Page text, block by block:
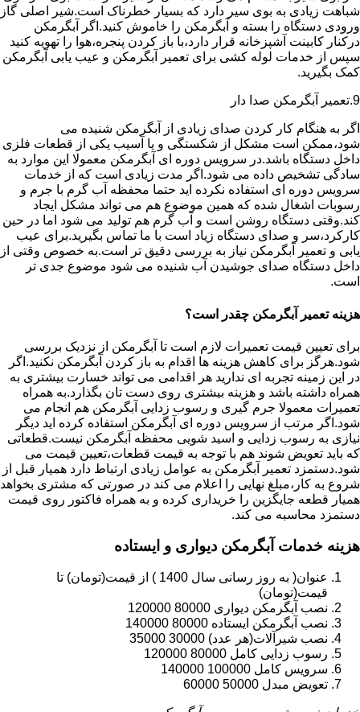
شباهت زیادی به بوی سیر دارد که بسیار خطرناک است.شیر اصلی گاز
ورودی دستگاه را بسته و آبگرمکن را خاموش کنید.اگر آبگرمکن
درکنار کابینت آشپزخانه قرار دارد،با باز کردن پنجره،هوا را تهویه کنید
سپس از خدمات لوله کشی برای تعمیر آبگرمکن و عیب یابی آبگرمکن
کمک بگیرید.
9.تعمیر آبگرمکن صدا دار
اگر به هنگام کار کردن صدای زیادی از آبگرمکن شنیده می
شود،ممکن است مشکل از شکستگی و یا آسیب یکی از قطعات فلزی
داخل دستگاه باشد.در سرویس دوره ای آبگرمکن معمولا این موارد به
سادگی تشخیص داده می شود.اگر مدت زیادی است که از خدمات
سرویس دوره ای استفاده نکرده اید حتما محفظه آب گرم با جرم و
رسوبات اشغال شده که همین موضوع هم می تواند مشکل ایجاد
کند.وقتی دستگاه روشن است و آب گرم هم تولید می شود اما در حین
کارکرد،سر و صدای دستگاه زیاد است با ما تماس بگیرید.برای عیب
یابی و تعمیر آبگرمکن نیاز به بررسی دقیق تر است.به خصوص وقتی از
داخل دستگاه صدای جوشیدن آب شنیده می شود موضوع جدی تر
است.
هزینه تعمیر آبگرمکن چقدر است؟
برای تعیین قیمت تعمیرات لازم است تا آبگرمکن از نزدیک بررسی
شود.هرگز برای کاهش هزینه ها اقدام به باز کردن آبگرمکن نکنید.اگر
در این زمینه تجربه ای ندارید هر اقدامی می تواند خسارت بیشتری به
همراه داشته باشد و هزینه بیشتری روی دست تان بگذارد.به همراه
تعمیرات معمولا جرم گیری و رسوب زدایی آبگرمکن هم انجام می
شود.اگر مرتب از سرویس دوره ای آبگرمکن استفاده کرده اید دیگر
نیازی به رسوب زدایی و اسید شویی محفظه آبگرمکن نیست.قطعاتی
که باید تعویض شوند هم با توجه به قیمت قطعات،تعیین قیمت می
شود.دستمزد تعمیر آبگرمکن به عوامل زیادی ارتباط دارد همیار قبل از
شروع به کار،مبلغ نهایی را اعلام می کند در صورتی که مشتری بخواهد
همیار قطعه جایگزین را خریداری کرده و به همراه فاکتور روی قیمت
دستمزد محاسبه می کند.
هزینه خدمات آبگرمکن دیواری و ایستاده
عنوان( به روز رسانی سال 1400 ) از قیمت(تومان) تا
قیمت(تومان)
نصب آبگرمکن دیواری 80000 120000
نصب آبگرمکن ایستاده 80000 140000
نصب شیرآلات(هر عدد) 30000 35000
رسوب زدایی کامل 80000 120000
سرویس کامل 100000 140000
تعویض مبدل 50000 60000